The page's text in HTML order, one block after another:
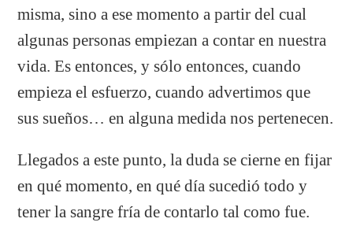
misma, sino a ese momento a partir del cual
algunas personas empiezan a contar en nuestra
vida. Es entonces, y sólo entonces, cuando
empieza el esfuerzo, cuando advertimos que
sus sueños… en alguna medida nos pertenecen.
Llegados a este punto, la duda se cierne en fijar
en qué momento, en qué día sucedió todo y
tener la sangre fría de contarlo tal como fue.